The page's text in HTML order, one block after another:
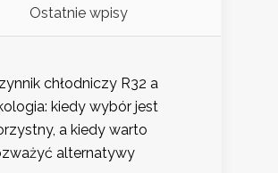
Ostatnie wpisy
chłodniczy R32 a
kiedy wybór jest
a kiedy warto
alternatywy